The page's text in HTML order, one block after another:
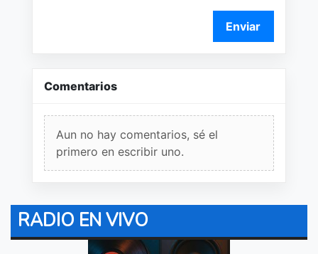
Enviar
Comentarios
Aun no hay comentarios, sé el
primero en escribir uno.
RADIO EN VIVO